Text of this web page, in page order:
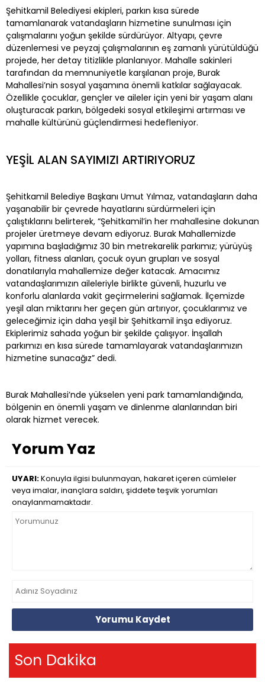
Şehitkamil Belediyesi ekipleri, parkın kısa sürede
tamamlanarak vatandaşların hizmetine sunulması için
çalışmalarını yoğun şekilde sürdürüyor. Altyapı, çevre
düzenlemesi ve peyzaj çalışmalarının eş zamanlı yürütüldüğü
projede, her detay titizlikle planlanıyor. Mahalle sakinleri
tarafından da memnuniyetle karşılanan proje, Burak
Mahallesi’nin sosyal yaşamına önemli katkılar sağlayacak.
Özellikle çocuklar, gençler ve aileler için yeni bir yaşam alanı
oluşturacak parkın, bölgedeki sosyal etkileşimi artırması ve
mahalle kültürünü güçlendirmesi hedefleniyor.
YEŞİL ALAN SAYIMIZI ARTIRIYORUZ
Şehitkamil Belediye Başkanı Umut Yılmaz, vatandaşların daha
yaşanabilir bir çevrede hayatlarını sürdürmeleri için
çalıştıklarını belirterek, “Şehitkamil’in her mahallesine dokunan
projeler üretmeye devam ediyoruz. Burak Mahallemizde
yapımına başladığımız 30 bin metrekarelik parkımız; yürüyüş
yolları, fitness alanları, çocuk oyun grupları ve sosyal
donatılarıyla mahallemize değer katacak. Amacımız
vatandaşlarımızın aileleriyle birlikte güvenli, huzurlu ve
konforlu alanlarda vakit geçirmelerini sağlamak. İlçemizde
yeşil alan miktarını her geçen gün artırıyor, çocuklarımız ve
geleceğimiz için daha yeşil bir Şehitkamil inşa ediyoruz.
Ekiplerimiz sahada yoğun bir şekilde çalışıyor. İnşallah
parkımızı en kısa sürede tamamlayarak vatandaşlarımızın
hizmetine sunacağız” dedi.
Burak Mahallesi’nde yükselen yeni park tamamlandığında,
bölgenin en önemli yaşam ve dinlenme alanlarından biri
olarak hizmet verecek.
Yorum Yaz
UYARI:Konuyla ilgisi bulunmayan, hakaret içeren cümleler
veya imalar, inançlara saldırı, şiddete teşvik yorumları
onaylanmamaktadır.
Yorumu Kaydet
Son Dakika